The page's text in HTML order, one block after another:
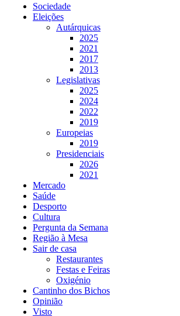
Sociedade
Eleições
Autárquicas
2025
2021
2017
2013
Legislativas
2025
2024
2022
2019
Europeias
2019
Presidenciais
2026
2021
Mercado
Saúde
Desporto
Cultura
Pergunta da Semana
Região à Mesa
Sair de casa
Restaurantes
Festas e Feiras
Oxigénio
Cantinho dos Bichos
Opinião
Visto